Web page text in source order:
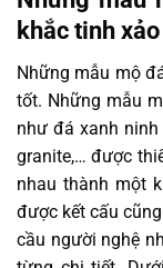
khắc tinh
Những mẫu mộ
tốt. Những mẫu
như đá xanh
granite,… được
nhau thành một
được kết cấu
cầu người nghệ